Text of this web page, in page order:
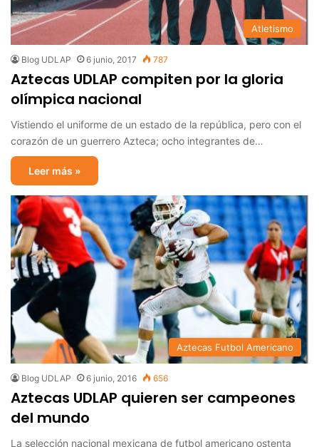
Atletismo
Blog UDLAP 6 junio, 2017 787
Aztecas UDLAP compiten por la gloria
olímpica nacional
Vistiendo el uniforme de un estado de la república, pero con el
corazón de un guerrero Azteca; ocho integrantes de…
Leer más »
Aztecas Futbol Americano
Blog UDLAP 6 junio, 2016 656
Aztecas UDLAP quieren ser campeones
del mundo
La selección nacional mexicana de futbol americano ostenta